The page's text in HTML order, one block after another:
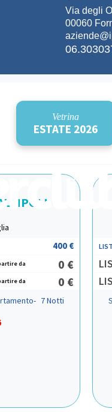
Via degli
00060
Vetrina
ESTATE 2026
400 €
da 0 €
da 0 €
7 Notti